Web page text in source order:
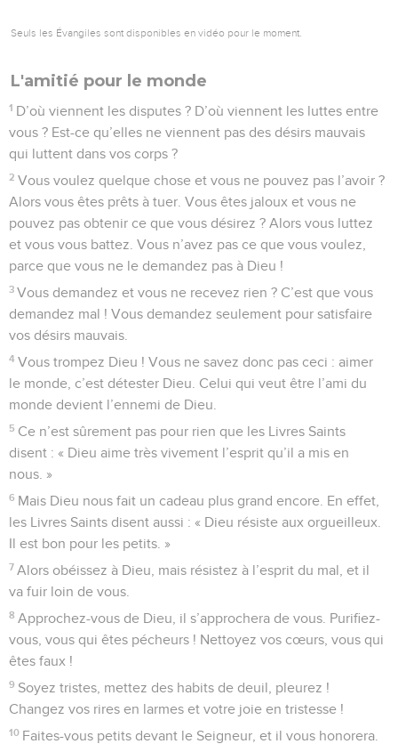
Seuls les Évangiles sont disponibles en vidéo pour le moment.
L'amitié pour le monde
1 D’où viennent les disputes ? D’où viennent les luttes entre
vous ? Est-ce qu’elles ne viennent pas des désirs mauvais
qui luttent dans vos corps ?
2 Vous voulez quelque chose et vous ne pouvez pas l’avoir ?
Alors vous êtes prêts à tuer. Vous êtes jaloux et vous ne
pouvez pas obtenir ce que vous désirez ? Alors vous luttez
et vous vous battez. Vous n’avez pas ce que vous voulez,
parce que vous ne le demandez pas à Dieu !
3 Vous demandez et vous ne recevez rien ? C’est que vous
demandez mal ! Vous demandez seulement pour satisfaire
vos désirs mauvais.
4 Vous trompez Dieu ! Vous ne savez donc pas ceci : aimer
le monde, c’est détester Dieu. Celui qui veut être l’ami du
monde devient l’ennemi de Dieu.
5 Ce n’est sûrement pas pour rien que les Livres Saints
disent : « Dieu aime très vivement l’esprit qu’il a mis en
nous. »
6 Mais Dieu nous fait un cadeau plus grand encore. En effet,
les Livres Saints disent aussi : « Dieu résiste aux orgueilleux.
Il est bon pour les petits. »
7 Alors obéissez à Dieu, mais résistez à l’esprit du mal, et il
va fuir loin de vous.
8 Approchez-vous de Dieu, il s’approchera de vous. Purifiez-
vous, vous qui êtes pécheurs ! Nettoyez vos cœurs, vous qui
êtes faux !
9 Soyez tristes, mettez des habits de deuil, pleurez !
Changez vos rires en larmes et votre joie en tristesse !
10 Faites-vous petits devant le Seigneur, et il vous honorera.